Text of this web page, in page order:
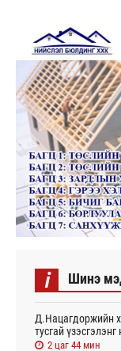
i Шинэ
Д.Нацагдоржийн
тусгай үзэсгэлэнг
2 цаг 44 мин